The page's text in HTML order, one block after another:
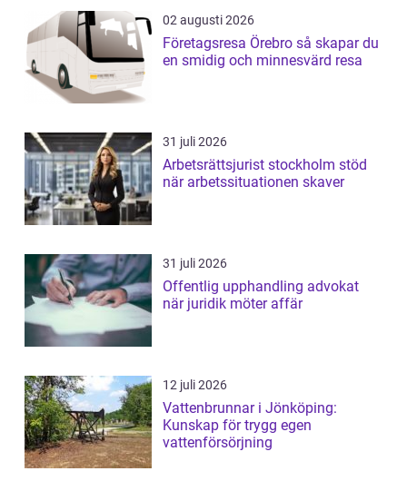
02 augusti 2026
Företagsresa Örebro så skapar du
en smidig och minnesvärd resa
31 juli 2026
Arbetsrättsjurist stockholm stöd
när arbetssituationen skaver
31 juli 2026
Offentlig upphandling advokat
när juridik möter affär
12 juli 2026
Vattenbrunnar i Jönköping:
Kunskap för trygg egen
vattenförsörjning